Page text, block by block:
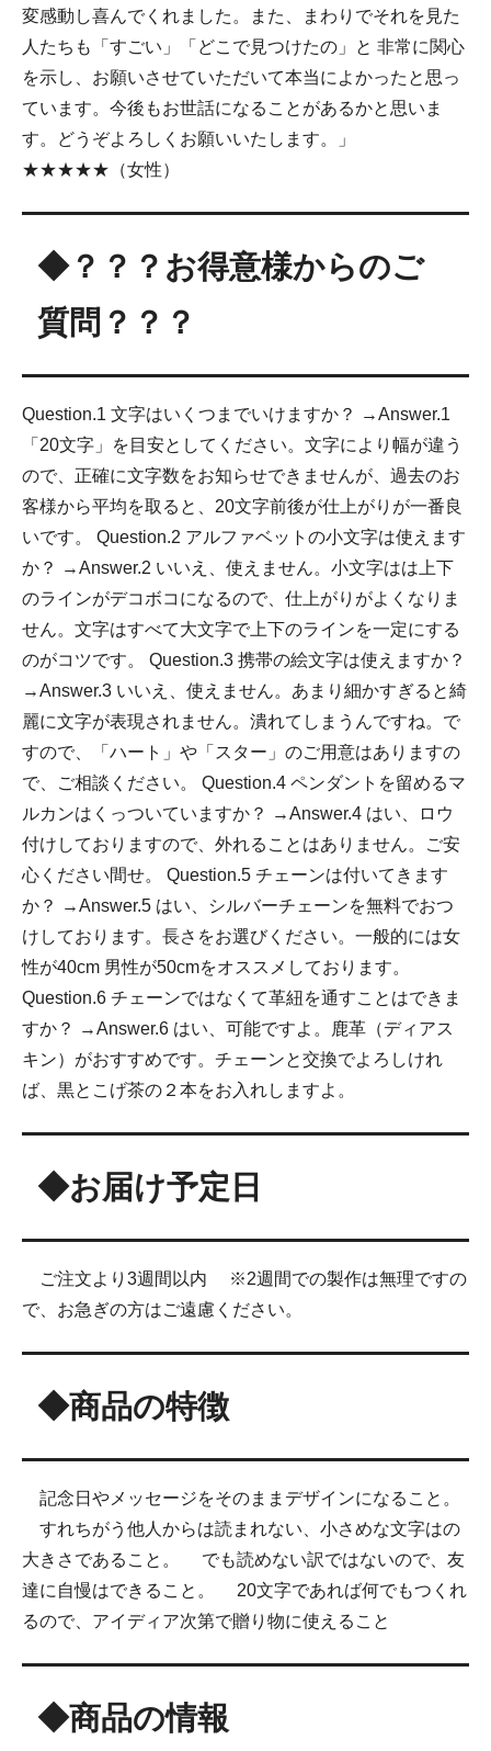
変感動し喜んでくれました。また、まわりでそれを見た
人たちも「すごい」「どこで見つけたの」と 非常に関心
を示し、お願いさせていただいて本当によかったと思っ
ています。今後もお世話になることがあるかと思いま
す。どうぞよろしくお願いいたします。」
★★★★★（女性）
◆？？？お得意様からのご
質問？？？
Question.1 文字はいくつまでいけますか？ →Answer.1
「20文字」を目安としてください。文字により幅が違う
ので、正確に文字数をお知らせできませんが、過去のお
客様から平均を取ると、20文字前後が仕上がりが一番良
いです。 Question.2 アルファベットの小文字は使えます
か？ →Answer.2 いいえ、使えません。小文字はは上下
のラインがデコボコになるので、仕上がりがよくなりま
せん。文字はすべて大文字で上下のラインを一定にする
のがコツです。 Question.3 携帯の絵文字は使えますか？
→Answer.3 いいえ、使えません。あまり細かすぎると綺
麗に文字が表現されません。潰れてしまうんですね。で
すので、「ハート」や「スター」のご用意はありますの
で、ご相談ください。 Question.4 ペンダントを留めるマ
ルカンはくっついていますか？ →Answer.4 はい、ロウ
付けしておりますので、外れることはありません。ご安
心ください間せ。 Question.5 チェーンは付いてきます
か？ →Answer.5 はい、シルバーチェーンを無料でおつ
けしております。長さをお選びください。一般的には女
性が40cm 男性が50cmをオススメしております。
Question.6 チェーンではなくて革紐を通すことはできま
すか？ →Answer.6 はい、可能ですよ。鹿革（ディアス
キン）がおすすめです。チェーンと交換でよろしけれ
ば、黒とこげ茶の２本をお入れしますよ。
◆お届け予定日
ご注文より3週間以内 ※2週間での製作は無理ですの
で、お急ぎの方はご遠慮ください。
◆商品の特徴
記念日やメッセージをそのままデザインになること。
すれちがう他人からは読まれない、小さめな文字はの
大きさであること。 でも読めない訳ではないので、友
達に自慢はできること。 20文字であれば何でもつくれ
るので、アイディア次第で贈り物に使えること
◆商品の情報